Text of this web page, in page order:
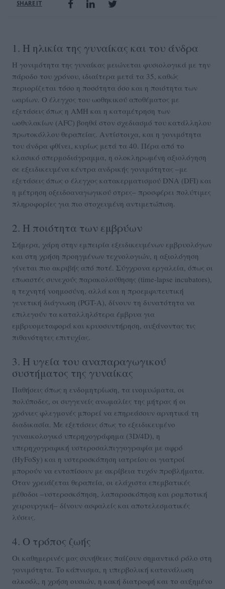
SHARE IT
1. Η ηλικία της γυναίκας και του άνδρα
Η γονιμότητα της γυναίκας μειώνεται φυσιολογικά με την
πάροδο του χρόνου, ιδιαίτερα μετά τα 35, καθώς
περιορίζεται τόσο η ποσότητα όσο και η ποιότητα των
ωαρίων. Ο έλεγχος του ωοθηκικού αποθέματος με
εξετάσεις όπως η AMH και η καταμέτρηση των
ωοθυλακίων (AFC) βοηθά στον σχεδιασμό του κατάλληλου
πρωτοκόλλου θεραπείας. Αντίστοιχα, και η γονιμότητα
του άνδρα φθίνει, κυρίως μετά τα 40. Πέρα από το
κλασικό σπερμοδιάγραμμα, η ολοκληρωμένη αξιολόγηση
σε εξειδικευμένα κέντρα ανδρικής γονιμότητας –με
εξετάσεις όπως ο έλεγχος κατακερματισμού DNA (DFI) και
η μέτρηση οξειδοαναγωγικού στρες– προσφέρει πολύτιμες
πληροφορίες για πιο στοχευμένη αντιμετώπιση.
2. Η ποιότητα των εμβρύων
Σήμερα, χάρη στην εμπειρία εξειδικευμένων εμβρυολόγων
και στη χρήση προηγμένων τεχνολογιών, η αξιολόγηση
γίνεται πιο ακριβής από ποτέ. Σύγχρονα εργαλεία, όπως οι
επωαστές συνεχούς παρακολούθησης (time-lapse incubators),
η τεχνητή νοημοσύνη, αλλά και η προεμφυτευτική
γενετική διάγνωση (PGT-A), δίνουν τη δυνατότητα να
επιλεγούν τα καταλληλότερα έμβρυα για
εμβρυομεταφορά και κρυοσυντήρηση, αυξάνοντας τις
πιθανότητες επιτυχίας.
3. Η υγεία του αναπαραγωγικού
συστήματος της γυναίκας
Παθήσεις όπως η ενδομητρίωση, τα ινομυώματα, οι
πολύποδες, οι συγγενείς ανωμαλίες της μήτρας ή οι
χρόνιες φλεγμονές μπορεί να επηρεάσουν αρνητικά τη
διαδικασία. Με εξετάσεις όπως το εξειδικευμένο
γυναικολογικό υπερηχογράφημα (3D/4D), η
υπερηχογραφική υστεροσαλπιγγογραφία με αφρό
(HyFoSy) και η υστεροσκόπηση ιατρείου οι γιατροί
μπορούν να εντοπίσουν με ακρίβεια τυχόν προβλήματα.
Όταν χρειάζεται θεραπεία, οι ελάχιστα επεμβατικές
μέθοδοι –υστεροσκόπηση, λαπαροσκόπηση και ρομποτική
χειρουργική– δίνουν ασφαλείς και αποτελεσματικές
λύσεις.
4. Ο τρόπος ζωής
Οι καθημερινές μας συνήθειες παίζουν σημαντικό ρόλο στη
γονιμότητα. Το κάπνισμα, η υπερβολική κατανάλωση
αλκοόλ, η χρήση ουσιών, η κακή διατροφή και το αυξημένο